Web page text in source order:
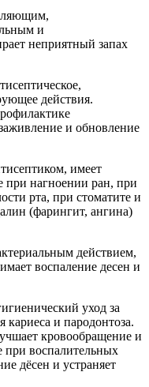
и
неприятный запах
действия.
и обновление
имеет
при нагноении ран, при
рта, при стоматите и
(фарингит, ангина)
действием,
воспаление десен и
уход за
кариеса и пародонтоза.
кровообращение и
при воспалительных
дёсен и устраняет